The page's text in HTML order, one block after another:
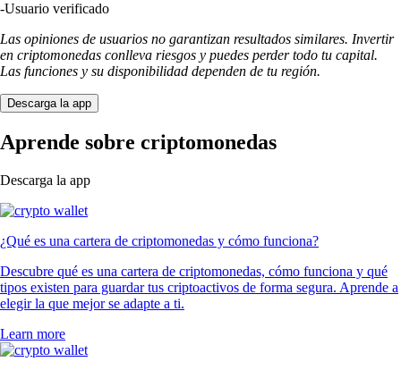
-Usuario verificado
Las opiniones de usuarios no garantizan resultados similares. Invertir
en criptomonedas conlleva riesgos y puedes perder todo tu capital.
Las funciones y su disponibilidad dependen de tu región.
Descarga la app
Aprende sobre criptomonedas
Descarga la app
¿Qué es una cartera de criptomonedas y cómo funciona?
Descubre qué es una cartera de criptomonedas, cómo funciona y qué
tipos existen para guardar tus criptoactivos de forma segura. Aprende a
elegir la que mejor se adapte a ti.
Learn more